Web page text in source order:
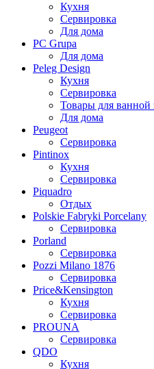
Кухня
Сервировка
Для дома
PC Grupa
Для дома
Peleg Design
Кухня
Сервировка
Товары для ванной
Для дома
Peugeot
Сервировка
Pintinox
Кухня
Сервировка
Piquadro
Отдых
Polskie Fabryki Porcelany
Сервировка
Porland
Сервировка
Pozzi Milano 1876
Сервировка
Price&Kensington
Кухня
Сервировка
PROUNA
Сервировка
QDO
Кухня